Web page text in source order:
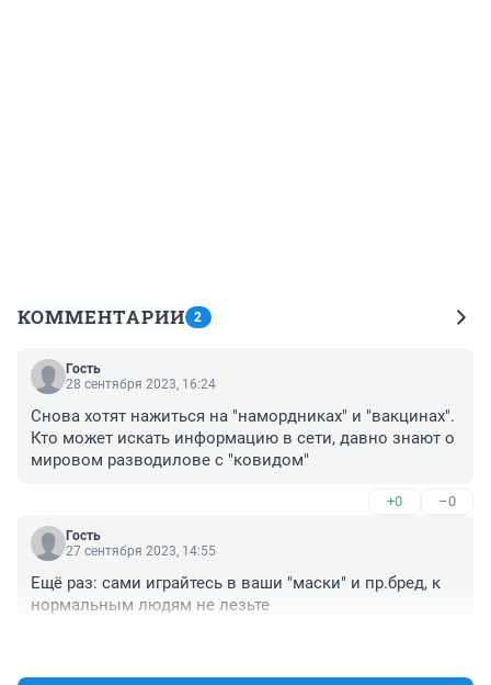
КОММЕНТАРИИ 2
Гость
28 сентября 2023, 16:24
Снова хотят нажиться на "намордниках" и "вакцинах".
Кто может искать информацию в сети, давно знают о
мировом разводилове с "ковидом"
+0 –0
Гость
27 сентября 2023, 14:55
Ещё раз: сами играйтесь в ваши "маски" и пр.бред, к
нормальным людям не лезьте